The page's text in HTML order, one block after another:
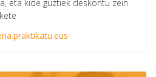
eta kide guztiek deskontu zein